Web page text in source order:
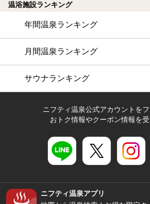
温浴施設ランキング
年間温泉ランキング
月間温泉ランキング
サウナランキング
ニフティ温泉公式アカウントを
おトク情報やクーポン情報を
ニフティ温泉アプリ